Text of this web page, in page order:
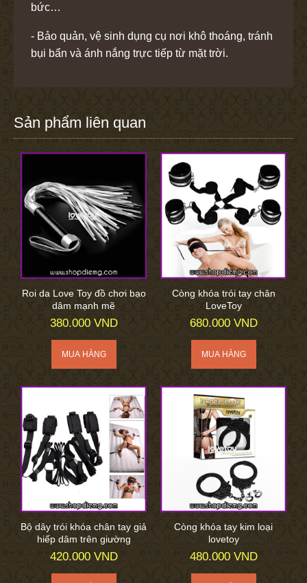
bức…
- Bảo quản, vệ sinh dụng cụ nơi khô thoáng, tránh
bụi bẩn và ánh nắng trực tiếp từ mặt trời.
Sản phẩm liên quan
Roi da Love Toy đồ chơi bạo
dâm mạnh mẽ
380.000 VND
Còng khóa trói tay chân
LoveToy
680.000 VND
Bộ dây trói khóa chân tay giả
hiếp dâm trên giường
420.000 VND
Còng khóa tay kim loại
lovetoy
480.000 VND